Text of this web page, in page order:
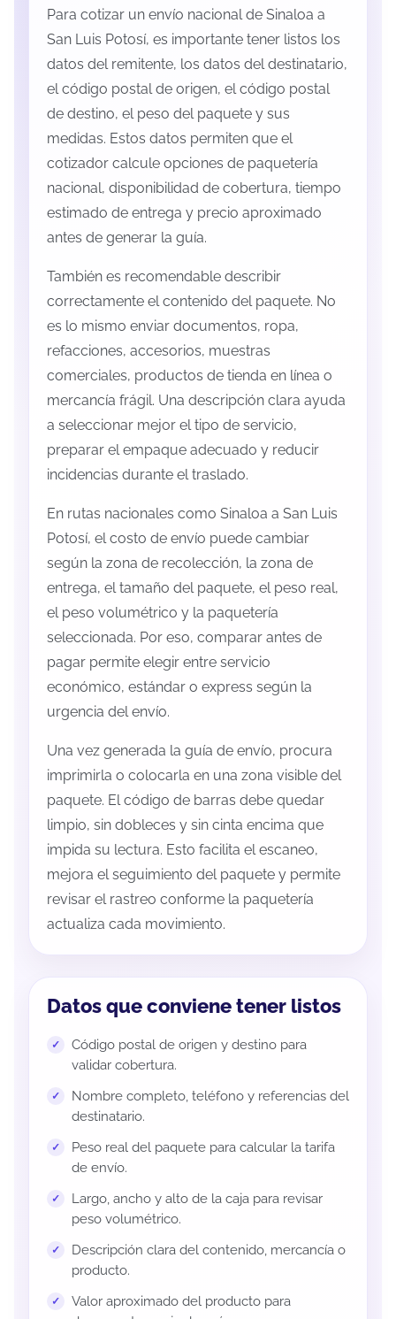
Para cotizar un envío nacional de Sinaloa a
San Luis Potosí, es importante tener listos los
datos del remitente, los datos del destinatario,
el código postal de origen, el código postal
de destino, el peso del paquete y sus
medidas. Estos datos permiten que el
cotizador calcule opciones de paquetería
nacional, disponibilidad de cobertura, tiempo
estimado de entrega y precio aproximado
antes de generar la guía.
También es recomendable describir
correctamente el contenido del paquete. No
es lo mismo enviar documentos, ropa,
refacciones, accesorios, muestras
comerciales, productos de tienda en línea o
mercancía frágil. Una descripción clara ayuda
a seleccionar mejor el tipo de servicio,
preparar el empaque adecuado y reducir
incidencias durante el traslado.
En rutas nacionales como Sinaloa a San Luis
Potosí, el costo de envío puede cambiar
según la zona de recolección, la zona de
entrega, el tamaño del paquete, el peso real,
el peso volumétrico y la paquetería
seleccionada. Por eso, comparar antes de
pagar permite elegir entre servicio
económico, estándar o express según la
urgencia del envío.
Una vez generada la guía de envío, procura
imprimirla o colocarla en una zona visible del
paquete. El código de barras debe quedar
limpio, sin dobleces y sin cinta encima que
impida su lectura. Esto facilita el escaneo,
mejora el seguimiento del paquete y permite
revisar el rastreo conforme la paquetería
actualiza cada movimiento.
Datos que conviene tener listos
Código postal de origen y destino para
validar cobertura.
Nombre completo, teléfono y referencias del
destinatario.
Peso real del paquete para calcular la tarifa
de envío.
Largo, ancho y alto de la caja para revisar
peso volumétrico.
Descripción clara del contenido, mercancía o
producto.
Valor aproximado del producto para